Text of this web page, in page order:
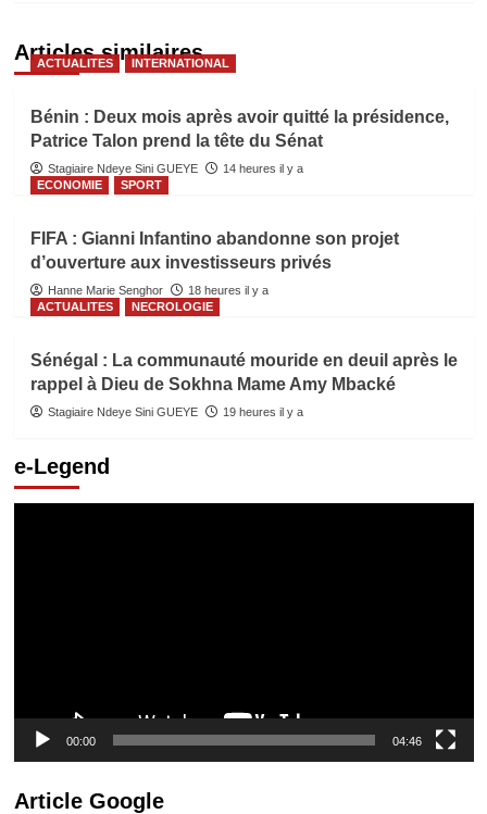
Articles similaires
ACTUALITES INTERNATIONAL
Bénin : Deux mois après avoir quitté la présidence,
Patrice Talon prend la tête du Sénat
Stagiaire Ndeye Sini GUEYE
14 heures il y a
ECONOMIE
SPORT
FIFA : Gianni Infantino abandonne son projet
d’ouverture aux investisseurs privés
Hanne Marie Senghor
18 heures il y a
ACTUALITES
NECROLOGIE
Sénégal : La communauté mouride en deuil après le
rappel à Dieu de Sokhna Mame Amy Mbacké
Stagiaire Ndeye Sini GUEYE 19 heures il y a
e-Legend
00:00 04:46
Article Google